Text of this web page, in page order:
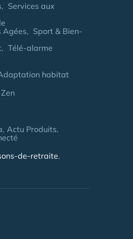
Services aux
Agées
Sport & Bien-
Télé-alarme
habitat
Actu Produits
de-retraite